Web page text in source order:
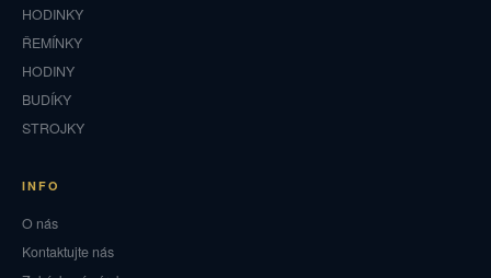
HODINKY
ŘEMÍNKY
HODINY
BUDÍKY
STROJKY
INFO
O nás
Kontaktujte nás